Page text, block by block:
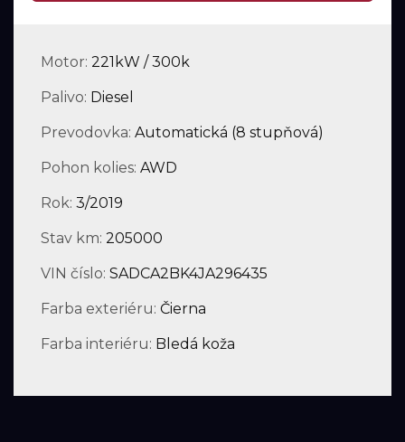
Motor: 221kW / 300k
Palivo: Diesel
Prevodovka: Automatická (8 stupňová)
Pohon kolies: AWD
Rok: 3/2019
Stav km: 205000
VIN číslo: SADCA2BK4JA296435
Farba exteriéru: Čierna
Farba interiéru: Bledá koža